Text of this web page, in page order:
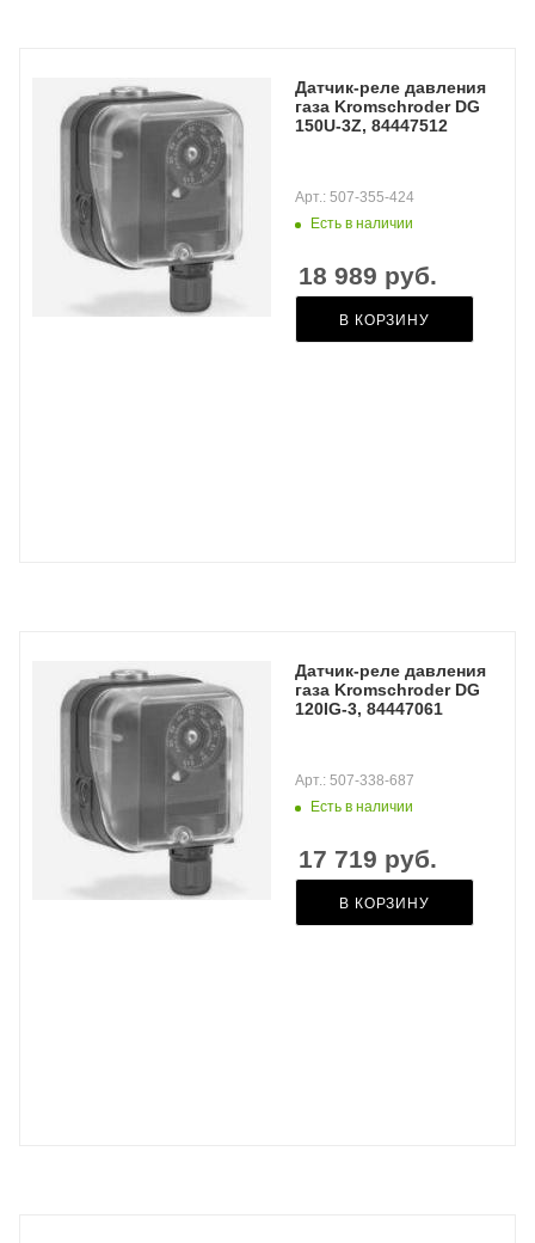
Датчик-реле давления
газа Kromschroder DG
150U-3Z, 84447512
Есть в наличии
Арт.: 507-355-424
18 989 руб.
В КОРЗИНУ
Датчик-реле давления
газа Kromschroder DG
120IG-3, 84447061
Есть в наличии
Арт.: 507-338-687
17 719 руб.
В КОРЗИНУ